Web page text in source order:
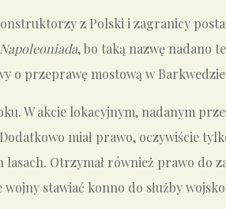
z Polski i zagranicy
Napoleoniada, bo taką nazwę nadano
o przeprawę mostową w
W akcie lokacyjnym, nadanym
miał prawo, oczywiście
Otrzymał również prawo do
stawiać konno do służby